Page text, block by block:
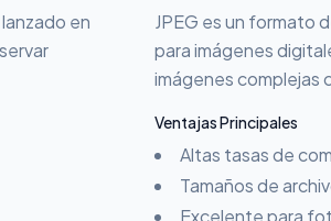
en
JPEG es un formato
para imágenes
imágenes complejas
Ventajas Principales
Altas tasas de
Tamaños de
Excelente para